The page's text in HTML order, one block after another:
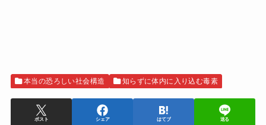
本当の恐ろしい社会構造 知らずに体内に入り込む毒素
ポスト シェア はてブ 送る